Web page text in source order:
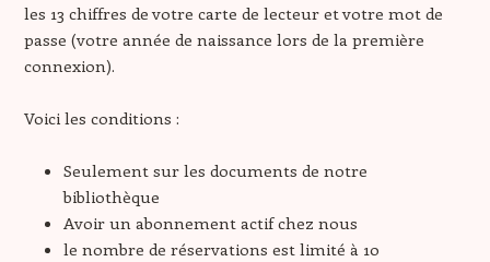
les 13 chiffres de votre carte de lecteur et votre mot de
passe (votre année de naissance lors de la première
connexion).
Voici les conditions :
Seulement sur les documents de notre
bibliothèque
Avoir un abonnement actif chez nous
le nombre de réservations est limité à 10